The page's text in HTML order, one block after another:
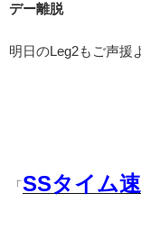
デー離脱
明日のLeg2もご声援
「SSタイム